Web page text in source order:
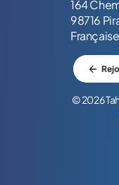
164
98716
Française
© 2026